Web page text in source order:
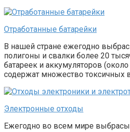
Отработанные батарейки
В нашей стране ежегодно
полигоны и свалки более 20
батареек и аккумуляторов
содержат множество токсичных
Электронные отходы
Ежегодно во всем мире